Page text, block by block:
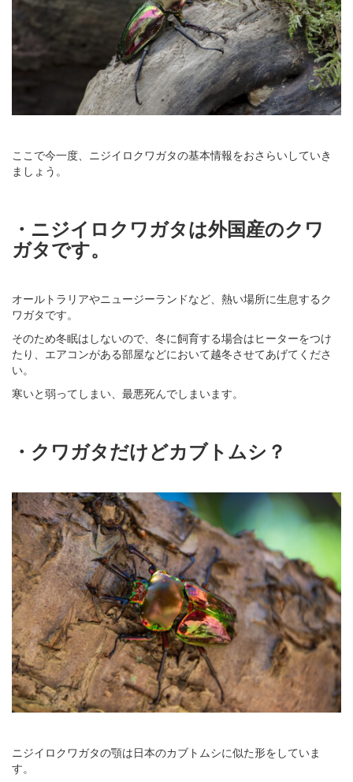
ここで今一度、ニジイロクワガタの基本情報をおさらいしていき
ましょう。
・ニジイロクワガタは外国産のクワ
ガタです。
オールトラリアやニュージーランドなど、熱い場所に生息するク
ワガタです。
そのため冬眠はしないので、冬に飼育する場合はヒーターをつけ
たり、エアコンがある部屋などにおいて越冬させてあげてくださ
い。
寒いと弱ってしまい、最悪死んでしまいます。
・クワガタだけどカブトムシ？
ニジイロクワガタの顎は日本のカブトムシに似た形をしていま
す。